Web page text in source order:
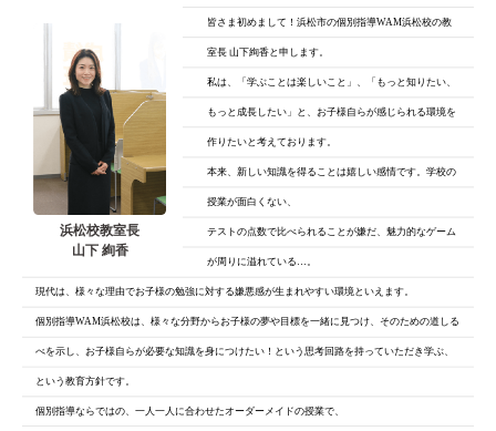
浜松校教室長
山下 絢香
皆さま初めまして！浜松市の個別指導WAM浜松校の教
室長 山下絢香と申します。
私は、「学ぶことは楽しいこと」、「もっと知りたい、
もっと成長したい」と、 お子様自らが感じられる環境を
作りたいと考えております。
本来、新しい知識を得ることは嬉しい感情です。学校の
授業が面白くない、
テストの点数で比べられることが嫌だ、魅力的なゲーム
が周りに溢れている…。
現代は、様々な理由でお子様の勉強に対する嫌悪感が生まれやすい環境といえます。
個別指導WAM浜松校は、様々な分野からお子様の夢や目標を一緒に見つけ、そのための道しる
べを示し、お子様自らが必要な知識を身につけたい！という思考回路を持っていただき学ぶ、
という教育方針です。
個別指導ならではの、一人一人に合わせたオーダーメイドの授業で、